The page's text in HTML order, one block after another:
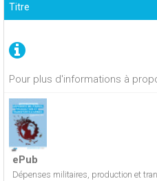
Pour plus d'informations à
Titre
ePub
Dépenses militaires, production et